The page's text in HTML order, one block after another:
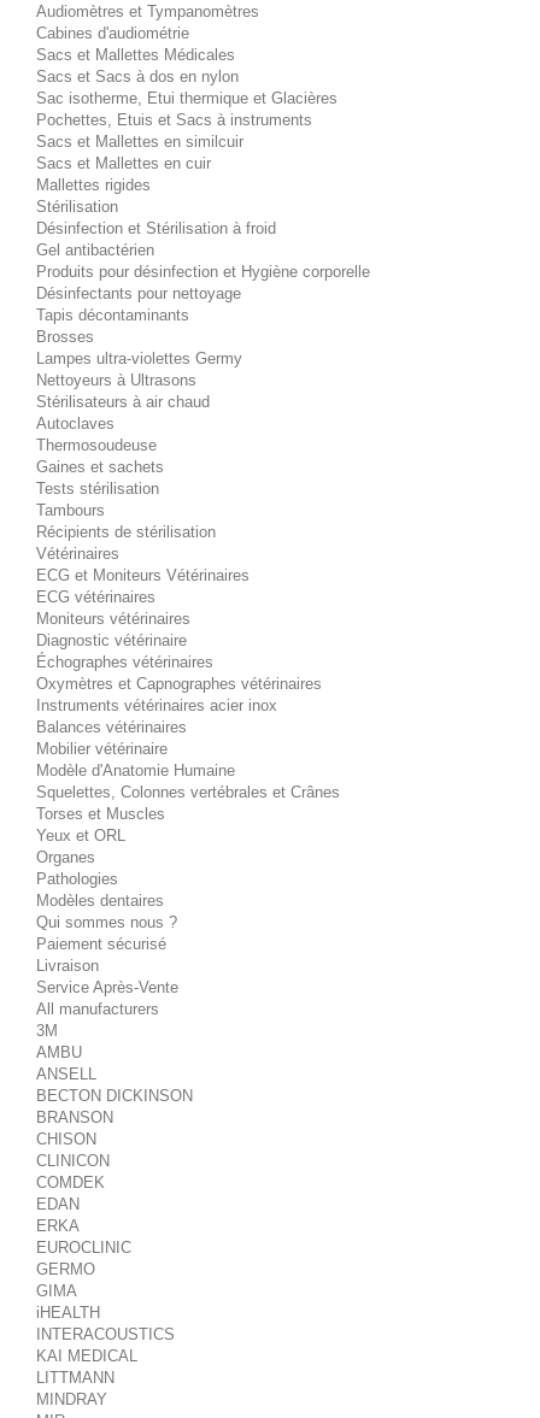
Audiomètres et Tympanomètres
Cabines d'audiométrie
Sacs et Mallettes Médicales
Sacs et Sacs à dos en nylon
Sac isotherme, Etui thermique et Glacières
Pochettes, Etuis et Sacs à instruments
Sacs et Mallettes en similcuir
Sacs et Mallettes en cuir
Mallettes rigides
Stérilisation
Désinfection et Stérilisation à froid
Gel antibactérien
Produits pour désinfection et Hygiène corporelle
Désinfectants pour nettoyage
Tapis décontaminants
Brosses
Lampes ultra-violettes Germy
Nettoyeurs à Ultrasons
Stérilisateurs à air chaud
Autoclaves
Thermosoudeuse
Gaines et sachets
Tests stérilisation
Tambours
Récipients de stérilisation
Vétérinaires
ECG et Moniteurs Vétérinaires
ECG vétérinaires
Moniteurs vétérinaires
Diagnostic vétérinaire
Échographes vétérinaires
Oxymètres et Capnographes vétérinaires
Instruments vétérinaires acier inox
Balances vétérinaires
Mobilier vétérinaire
Modèle d'Anatomie Humaine
Squelettes, Colonnes vertébrales et Crânes
Torses et Muscles
Yeux et ORL
Organes
Pathologies
Modèles dentaires
Qui sommes nous ?
Paiement sécurisé
Livraison
Service Après-Vente
All manufacturers
3M
AMBU
ANSELL
BECTON DICKINSON
BRANSON
CHISON
CLINICON
COMDEK
EDAN
ERKA
EUROCLINIC
GERMO
GIMA
iHEALTH
INTERACOUSTICS
KAI MEDICAL
LITTMANN
MINDRAY